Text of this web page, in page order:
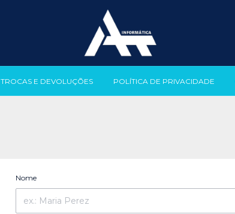
TROCAS E DEVOLUÇÕES POLÍTICA DE PRIVACIDADE
Nome